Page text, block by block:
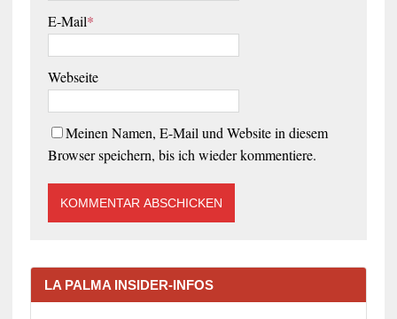
E-Mail*
Webseite
Meinen Namen, E-Mail und Website in diesem
Browser speichern, bis ich wieder kommentiere.
LA PALMA INSIDER-INFOS